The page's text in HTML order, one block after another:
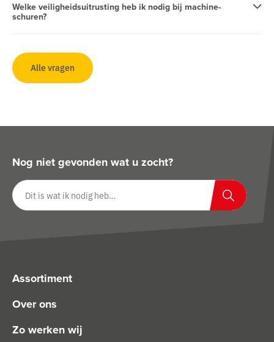
Welke veiligheidsuitrusting heb ik nodig bij machine-
schuren?
Alle vragen
Nog niet gevonden wat u zocht?
Zoeken op website
Zoeken
Assortiment
Over ons
Zo werken wij